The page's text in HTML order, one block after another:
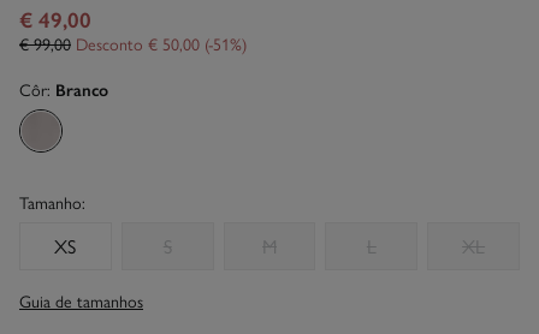
€ 49,00
€ 99,00 Desconto € 50,00 51
Côr: Branco
Tamanho:
XS S M L XL
Guia de tamanhos